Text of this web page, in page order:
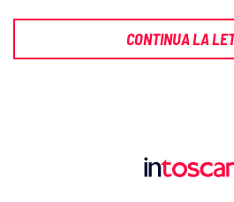
CONTINUA LA